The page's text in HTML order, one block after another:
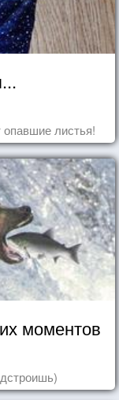
опавшие листья!
моментов